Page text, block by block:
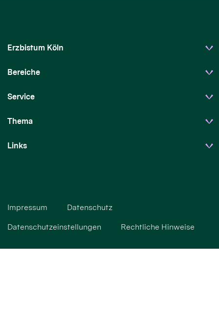
Erzbistum Köln
Bereiche
Service
Thema
Links
Impressum Datenschutz
Datenschutzeinstellungen Rechtliche Hinweise